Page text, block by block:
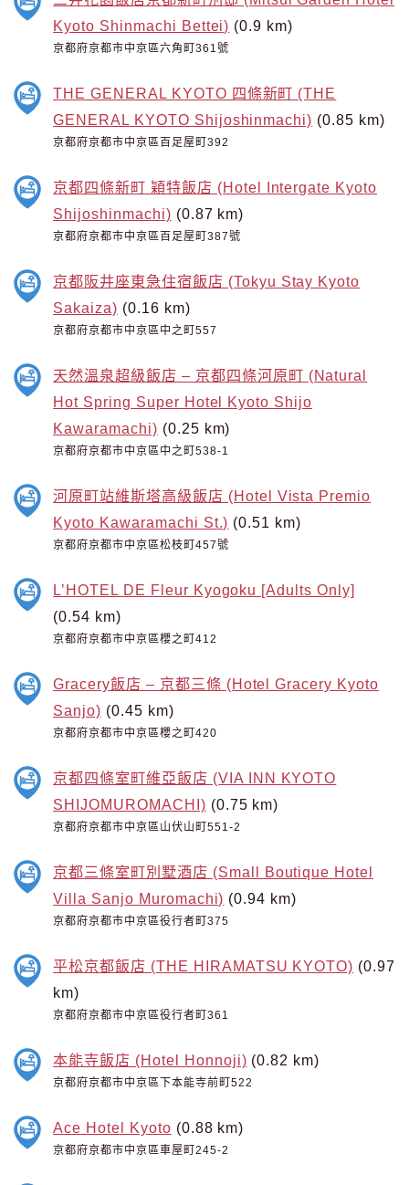
Kyoto Shinmachi Bettei) (0.9 km)
京都府京都市中京區六角町361號
THE GENERAL KYOTO 四條新町 (THE
GENERAL KYOTO Shijoshinmachi) (0.85 km)
京都府京都市中京區百足屋町392
京都四條新町 穎特飯店 (Hotel Intergate Kyoto
Shijoshinmachi) (0.87 km)
京都府京都市中京區百足屋町387號
京都阪井座東急住宿飯店 (Tokyu Stay Kyoto
Sakaiza) (0.16 km)
京都府京都市中京區中之町557
天然溫泉超級飯店 – 京都四條河原町 (Natural
Hot Spring Super Hotel Kyoto Shijo
Kawaramachi) (0.25 km)
京都府京都市中京區中之町538-1
河原町站維斯塔高級飯店 (Hotel Vista Premio
Kyoto Kawaramachi St.) (0.51 km)
京都府京都市中京區松枝町457號
L’HOTEL DE Fleur Kyogoku [Adults Only]
(0.54 km)
京都府京都市中京區櫻之町412
Gracery飯店 – 京都三條 (Hotel Gracery Kyoto
Sanjo) (0.45 km)
京都府京都市中京區櫻之町420
京都四條室町維亞飯店 (VIA INN KYOTO
SHIJOMUROMACHI) (0.75 km)
京都府京都市中京區山伏山町551-2
京都三條室町別墅酒店 (Small Boutique Hotel
Villa Sanjo Muromachi) (0.94 km)
京都府京都市中京區役行者町375
平松京都飯店 (THE HIRAMATSU KYOTO) (0.97
km)
京都府京都市中京區役行者町361
本能寺飯店 (Hotel Honnoji) (0.82 km)
京都府京都市中京區下本能寺前町522
Ace Hotel Kyoto (0.88 km)
京都府京都市中京區車屋町245-2